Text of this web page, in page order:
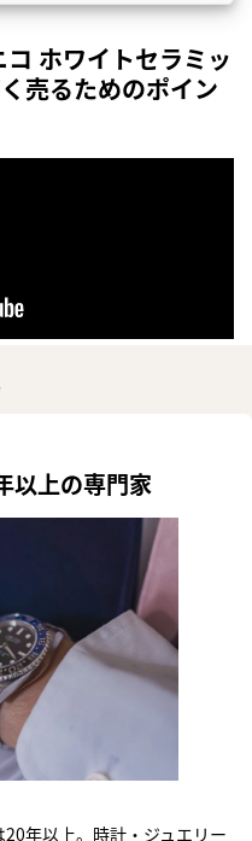
ホワイトセラミッ
売るためのポイン
以上の専門家
年以上。時計・ジュエリー